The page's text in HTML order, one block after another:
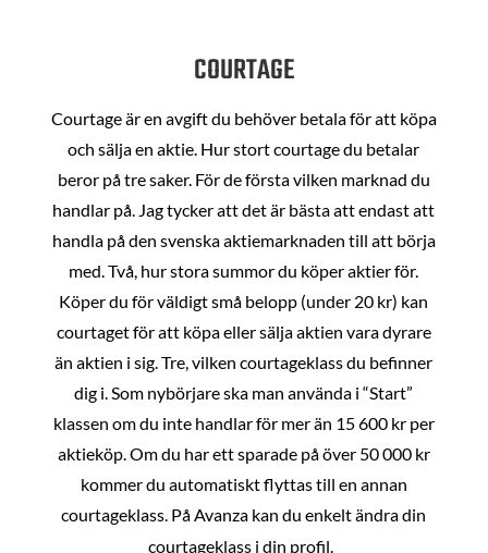
COURTAGE
Courtage är en avgift du behöver betala för att köpa
och sälja en aktie. Hur stort courtage du betalar
beror på tre saker. För de första vilken marknad du
handlar på. Jag tycker att det är bästa att endast att
handla på den svenska aktiemarknaden till att börja
med. Två, hur stora summor du köper aktier för.
Köper du för väldigt små belopp (under 20 kr) kan
courtaget för att köpa eller sälja aktien vara dyrare
än aktien i sig. Tre, vilken courtageklass du befinner
dig i. Som nybörjare ska man använda i “Start”
klassen om du inte handlar för mer än 15 600 kr per
aktieköp. Om du har ett sparade på över 50 000 kr
kommer du automatiskt flyttas till en annan
courtageklass. På Avanza kan du enkelt ändra din
courtageklass i din profil.